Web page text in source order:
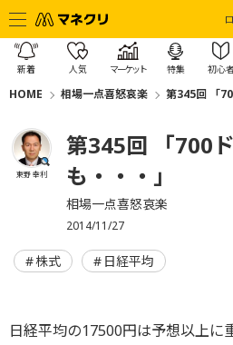
新着 人気 マーケット 特集 初心
HOME 相場一点喜怒哀楽 第345回 「
東野 幸利
第345回 「700
も・・・」
相場一点喜怒哀楽
2014/11/27
株式 日経平均
日経平均の17500円は予想以上に